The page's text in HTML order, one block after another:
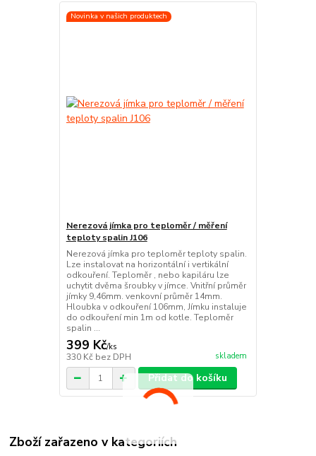
Novinka v našich produktech
Nerezová jímka pro teploměr / měření
teploty spalin J106
Nerezová jímka pro teploměr teploty spalin.
Lze instalovat na horizontální i vertikální
odkouření. Teploměr , nebo kapiláru lze
uchytit dvěma šroubky v jímce. Vnitřní průměr
jímky 9,46mm. venkovní průměr 14mm.
Hloubka v odkouření 106mm, Jímku instaluje
do odkouření min 1m od kotle. Teploměr
spalin ...
399 Kč/ks
330 Kč bez DPH skladem
Přidat do košíku
Zboží zařazeno v kategoriích